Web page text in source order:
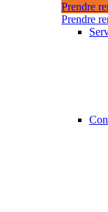
Prendre
Prendre